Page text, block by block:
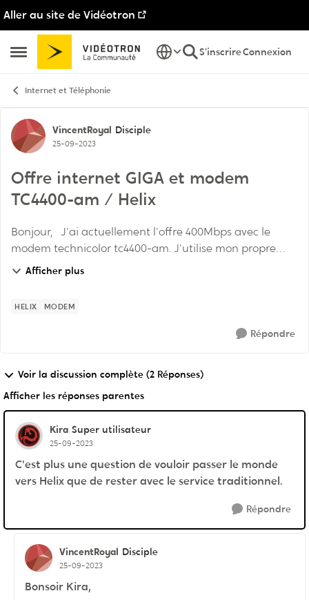
Aller au site de Vidéotron
Ouvrir Menu Latéral
Passer au contenu
S'inscrireConnexion
Internet et Téléphonie
Discussion de forum
VincentRoyal Disciple
25-09-2023
Offre internet GIGA et modem
TC4400-am / Helix
Bonjour, J'ai actuellement l'offre 400Mbps avec le
modem technicolor tc4400-am. J'utilise mon propre
routeur Asus et donc le technicolor tc4400-am me
Afficher plus
HELIX MODEM
Répondre
Voir la discussion complète (2 Réponses)
Afficher les réponses parentes
Kira Super utilisateur
25-09-2023
C'est plus une question de vouloir passer le monde
vers Helix que de rester avec le service traditionnel.
Répondre
VincentRoyal Disciple
25-09-2023
Bonsoir Kira,